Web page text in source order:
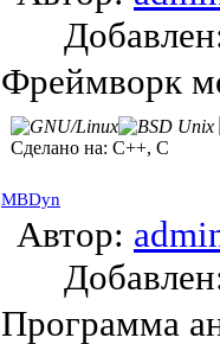
Фреймворк
Сделано на: C++, C
MBDyn
Автор:
Программа